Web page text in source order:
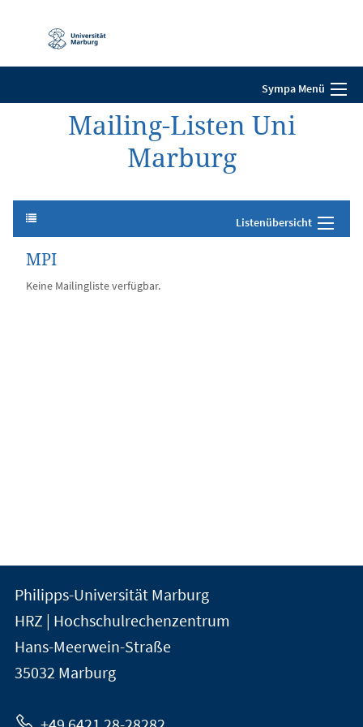
Navigation
Sympa Menü
Mailing-Listen Uni
Marburg
Listenübersicht
MPI
Keine Mailingliste verfügbar.
Kontakt
und
Informationen
zur
Website
der
Universität
Marburg
Philipps-Universität Marburg
HRZ | Hochschulrechenzentrum
Hans-Meerwein-Straße
35032 Marburg